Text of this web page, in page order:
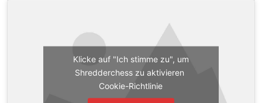
Klicke auf "Ich stimme zu", um
Shredderchess zu aktivieren
Cookie-Richtlinie